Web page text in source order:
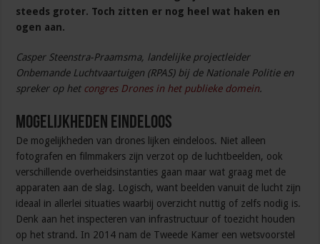
steeds groter. Toch zitten er nog heel wat haken en
ogen aan.
Casper Steenstra-Praamsma, landelijke projectleider
Onbemande Luchtvaartuigen (RPAS) bij de Nationale Politie en
spreker op het congres Drones in het publieke domein.
Mogelijkheden eindeloos
De mogelijkheden van drones lijken eindeloos. Niet alleen
fotografen en filmmakers zijn verzot op de luchtbeelden, ook
verschillende overheidsinstanties gaan maar wat graag met de
apparaten aan de slag. Logisch, want beelden vanuit de lucht zijn
ideaal in allerlei situaties waarbij overzicht nuttig of zelfs nodig is.
Denk aan het inspecteren van infrastructuur of toezicht houden
op het strand. In 2014 nam de Tweede Kamer een wetsvoorstel